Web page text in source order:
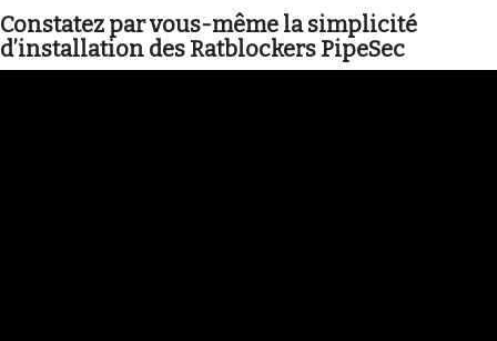
Constatez par vous-même la simplicité
d’installation des Ratblockers PipeSec